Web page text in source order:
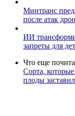
Минтранс
после атак
ИИ
запреты для
Что еще
Сорта,
плоды